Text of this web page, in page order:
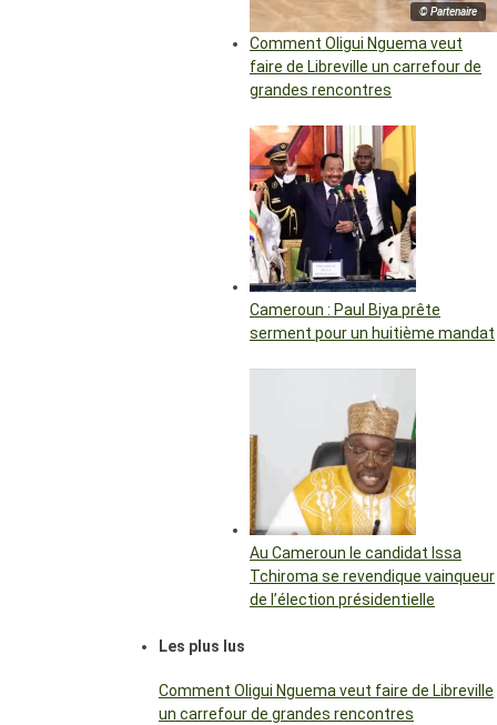
© Partenaire
Comment Oligui Nguema veut
faire de Libreville un carrefour de
grandes rencontres
Cameroun : Paul Biya prête
serment pour un huitième mandat
Au Cameroun le candidat Issa
Tchiroma se revendique vainqueur
de l’élection présidentielle
Les plus lus
Comment Oligui Nguema veut faire de Libreville
un carrefour de grandes rencontres